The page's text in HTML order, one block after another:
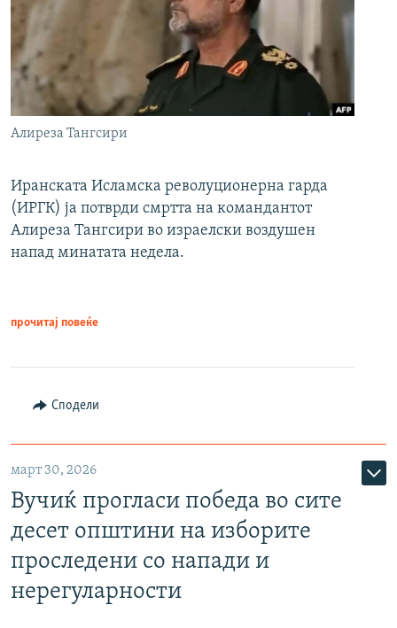
Алиреза Тангсири
Иранската Исламска револуционерна гарда
(ИРГК) ја потврди смртта на командантот
Алиреза Тангсири во израелски воздушен
напад минатата недела.
прочитај повеќе
Сподели
март 30, 2026
Вучиќ прогласи победа во сите
десет општини на изборите
проследени со напади и
нерегуларности